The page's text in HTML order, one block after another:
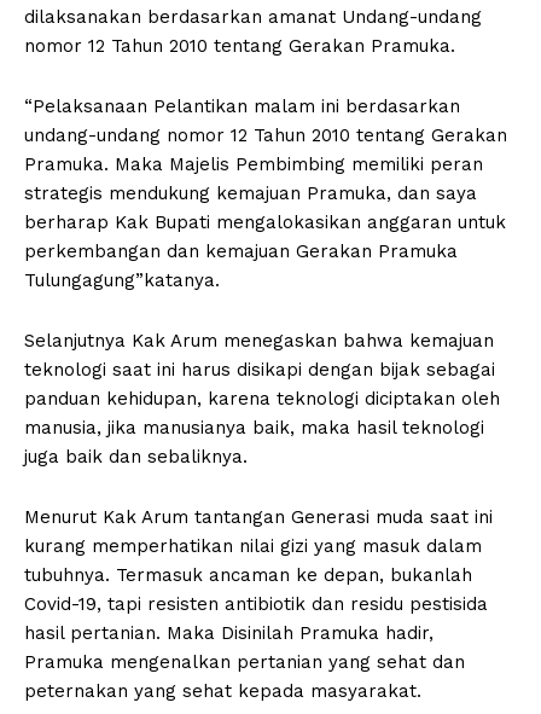
dilaksanakan berdasarkan amanat Undang-undang
nomor 12 Tahun 2010 tentang Gerakan Pramuka.
“Pelaksanaan Pelantikan malam ini berdasarkan
undang-undang nomor 12 Tahun 2010 tentang Gerakan
Pramuka. Maka Majelis Pembimbing memiliki peran
strategis mendukung kemajuan Pramuka, dan saya
berharap Kak Bupati mengalokasikan anggaran untuk
perkembangan dan kemajuan Gerakan Pramuka
Tulungagung”katanya.
Selanjutnya Kak Arum menegaskan bahwa kemajuan
teknologi saat ini harus disikapi dengan bijak sebagai
panduan kehidupan, karena teknologi diciptakan oleh
manusia, jika manusianya baik, maka hasil teknologi
juga baik dan sebaliknya.
Menurut Kak Arum tantangan Generasi muda saat ini
kurang memperhatikan nilai gizi yang masuk dalam
tubuhnya. Termasuk ancaman ke depan, bukanlah
Covid-19, tapi resisten antibiotik dan residu pestisida
hasil pertanian. Maka Disinilah Pramuka hadir,
Pramuka mengenalkan pertanian yang sehat dan
peternakan yang sehat kepada masyarakat.